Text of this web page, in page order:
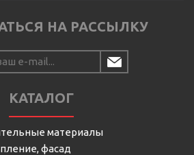
НА РАССЫЛКУ
КАТАЛОГ
материалы
фасад